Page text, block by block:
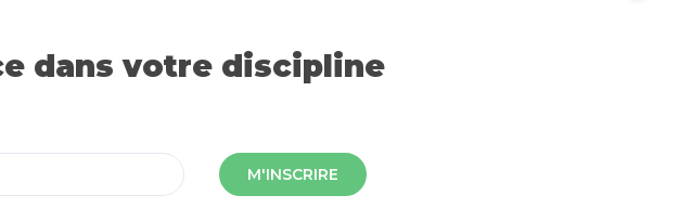
dans votre discipline
M'INSCRIRE